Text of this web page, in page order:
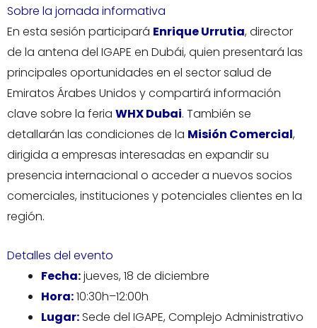
Sobre la jornada informativa
En esta sesión participará Enrique Urrutia, director
de la antena del IGAPE en Dubái, quien presentará las
principales oportunidades en el sector salud de
Emiratos Árabes Unidos y compartirá información
clave sobre la feria WHX Dubai. También se
detallarán las condiciones de la Misión Comercial,
dirigida a empresas interesadas en expandir su
presencia internacional o acceder a nuevos socios
comerciales, instituciones y potenciales clientes en la
región.
Detalles del evento
Fecha:jueves, 18 de diciembre
Hora:10:30h–12:00h
Lugar: Sede del IGAPE, Complejo Administrativo